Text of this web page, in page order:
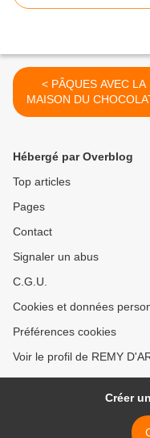
< PÂQUES AVEC LA
MAISON DU
Hébergé par Overblog
Top articles
Pages
Contact
Signaler un abus
C.G.U.
Cookies et données
Préférences cookies
Voir le profil de REMY
Créer